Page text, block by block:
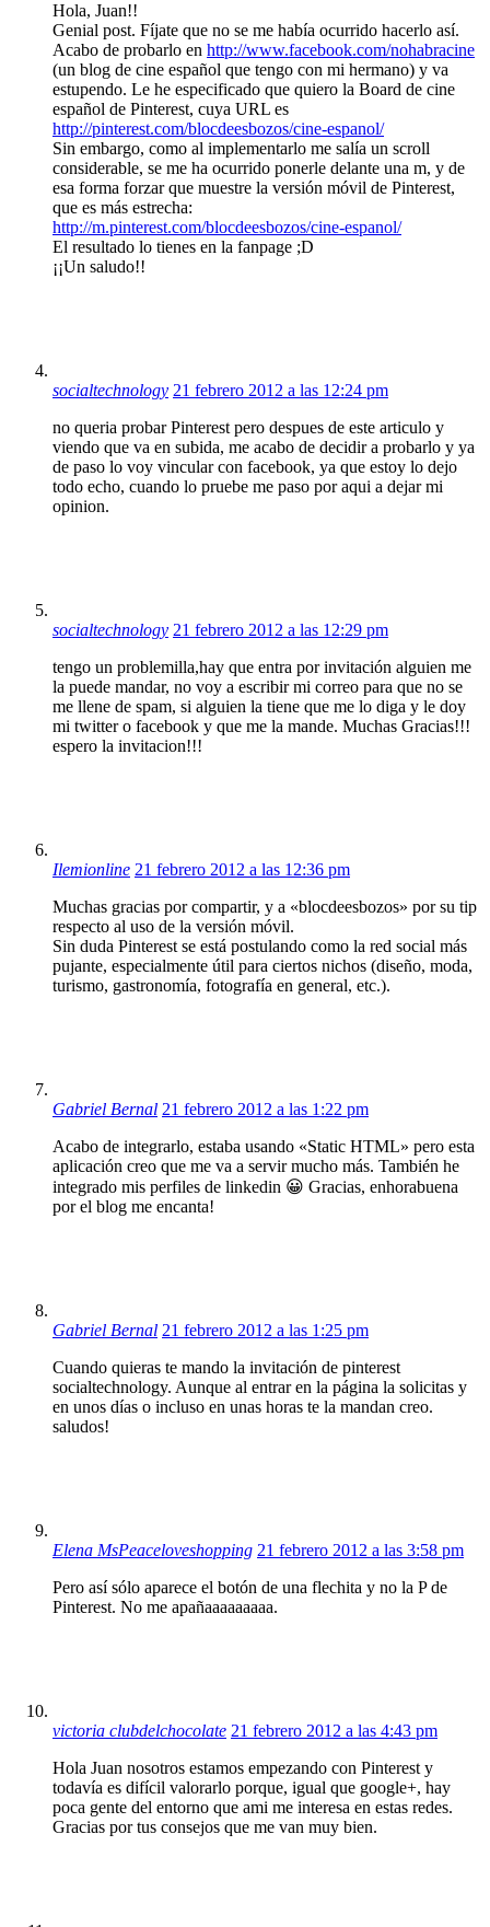
Hola, Juan!!
Genial post. Fíjate que no se me había ocurrido hacerlo así.
Acabo de probarlo en http://www.facebook.com/nohabracine
(un blog de cine español que tengo con mi hermano) y va
estupendo. Le he especificado que quiero la Board de cine
español de Pinterest, cuya URL es
http://pinterest.com/blocdeesbozos/cine-espanol/
Sin embargo, como al implementarlo me salía un scroll
considerable, se me ha ocurrido ponerle delante una m, y de
esa forma forzar que muestre la versión móvil de Pinterest,
que es más estrecha:
http://m.pinterest.com/blocdeesbozos/cine-espanol/
El resultado lo tienes en la fanpage ;D
¡¡Un saludo!!
socialtechnology 21 febrero 2012 a las 12:24 pm
no queria probar Pinterest pero despues de este articulo y
viendo que va en subida, me acabo de decidir a probarlo y ya
de paso lo voy vincular con facebook, ya que estoy lo dejo
todo echo, cuando lo pruebe me paso por aqui a dejar mi
opinion.
socialtechnology 21 febrero 2012 a las 12:29 pm
tengo un problemilla,hay que entra por invitación alguien me
la puede mandar, no voy a escribir mi correo para que no se
me llene de spam, si alguien la tiene que me lo diga y le doy
mi twitter o facebook y que me la mande. Muchas Gracias!!!
espero la invitacion!!!
Ilemionline 21 febrero 2012 a las 12:36 pm
Muchas gracias por compartir, y a «blocdeesbozos» por su tip
respecto al uso de la versión móvil.
Sin duda Pinterest se está postulando como la red social más
pujante, especialmente útil para ciertos nichos (diseño, moda,
turismo, gastronomía, fotografía en general, etc.).
Gabriel Bernal 21 febrero 2012 a las 1:22 pm
Acabo de integrarlo, estaba usando «Static HTML» pero esta
aplicación creo que me va a servir mucho más. También he
integrado mis perfiles de linkedin 😀 Gracias, enhorabuena
por el blog me encanta!
Gabriel Bernal 21 febrero 2012 a las 1:25 pm
Cuando quieras te mando la invitación de pinterest
socialtechnology. Aunque al entrar en la página la solicitas y
en unos días o incluso en unas horas te la mandan creo.
saludos!
Elena MsPeaceloveshopping 21 febrero 2012 a las 3:58 pm
Pero así sólo aparece el botón de una flechita y no la P de
Pinterest. No me apañaaaaaaaaa.
victoria clubdelchocolate 21 febrero 2012 a las 4:43 pm
Hola Juan nosotros estamos empezando con Pinterest y
todavía es difícil valorarlo porque, igual que google+, hay
poca gente del entorno que ami me interesa en estas redes.
Gracias por tus consejos que me van muy bien.